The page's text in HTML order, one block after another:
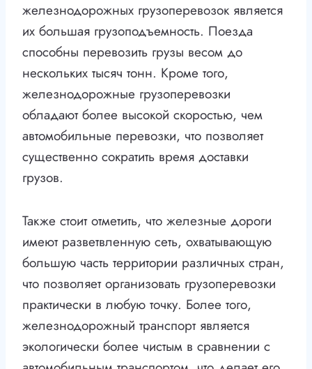
железнодорожных грузоперевозок является
их большая грузоподъемность. Поезда
способны перевозить грузы весом до
нескольких тысяч тонн. Кроме того,
железнодорожные грузоперевозки
обладают более высокой скоростью, чем
автомобильные перевозки, что позволяет
существенно сократить время доставки
грузов.
Также стоит отметить, что железные дороги
имеют разветвленную сеть, охватывающую
большую часть территории различных стран,
что позволяет организовать грузоперевозки
практически в любую точку. Более того,
железнодорожный транспорт является
экологически более чистым в сравнении с